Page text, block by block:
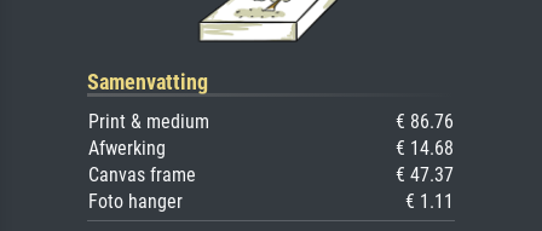
Samenvatting
Print & medium
€ 86.76
Afwerking
€ 14.68
Canvas frame
€ 47.37
Foto hanger
€ 1.11